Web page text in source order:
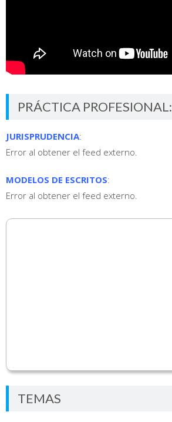
PRÁCTICA PROFESIONAL:
JURISPRUDENCIA:
Error al obtener el feed externo.
MODELOS DE ESCRITOS:
Error al obtener el feed externo.
TEMAS